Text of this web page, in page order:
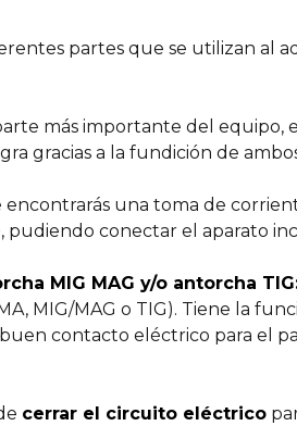
partes que se utilizan al
más importante del
gracias a la fundición de
encontrarás una toma de
pudiendo conectar el aparato
MIG MAG y/o antorcha
MIG/MAG o TIG). Tiene la
contacto eléctrico para el
cerrar el circuito eléctrico